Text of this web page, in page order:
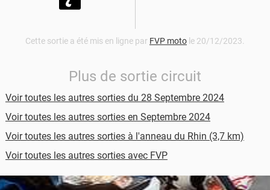
Cette sortie a été mis en ligne par FVP motole 20/12/2023.
Plus de sortie circuit
Voir toutes les autres sorties du 28 Septembre 2024
Voir toutes les autres sorties en Septembre 2024
Voir toutes les autres sorties à l'anneau du Rhin (3,7 km)
Voir toutes les autres sorties avec FVP